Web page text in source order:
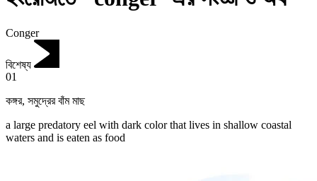
Conger
বিশেষ্য
01
কঙ্গর, সমুদ্রের বাঁম মাছ
a large predatory eel with dark color that lives in shallow coastal
waters and is eaten as food